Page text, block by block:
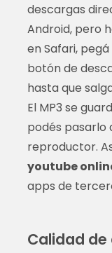
descargas
Android, pero
en Safari,
botón de
hasta que
El MP3 se
podés pasarlo
reproductor.
youtube
apps de
Calidad de